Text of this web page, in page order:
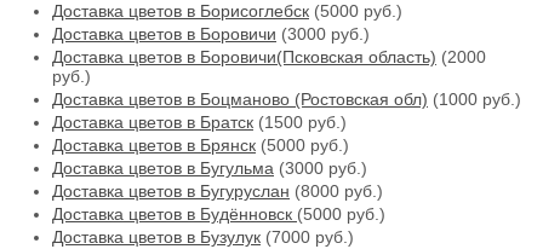
Доставка цветов в Борисоглебск (5000 руб.)
Доставка цветов в Боровичи (3000 руб.)
Доставка цветов в Боровичи(Псковская область) (2000
руб.)
Доставка цветов в Боцманово (Ростовская обл) (1000 руб.)
Доставка цветов в Братск (1500 руб.)
Доставка цветов в Брянск (5000 руб.)
Доставка цветов в Бугульма (3000 руб.)
Доставка цветов в Бугуруслан (8000 руб.)
Доставка цветов в Будённовск (5000 руб.)
Доставка цветов в Бузулук (7000 руб.)